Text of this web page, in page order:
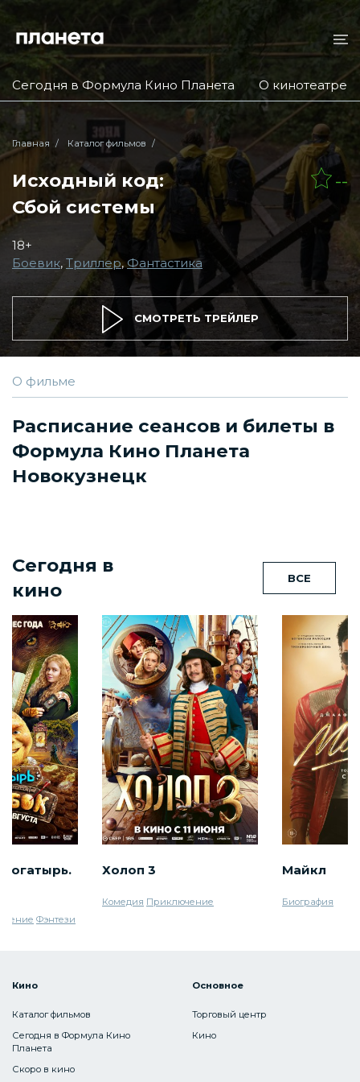
Сегодня в Формула Кино Планета О кинотеатре
Главная Каталог фильмов
Исходный код:
Сбой системы
18+
Боевик, Триллер,Фантастика
--
СМОТРЕТЬ ТРЕЙЛЕР
О фильме
Расписание сеансов и билеты в
Формула Кино Планета
Новокузнецк
Сегодня в
кино
ВСЕ
Холоп 3
Комедия Приключение
Майкл
Биография
Фэнтези
Кино
Каталог фильмов
Сегодня в Формула Кино
Планета
Скоро в кино
Основное
Торговый центр
Кино